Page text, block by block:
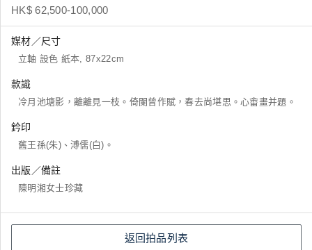
HK$ 62,500-100,000
媒材／尺寸
立軸 設色 紙本, 87x22cm
款識
冷月池塘影，離離見一枝。倚闌曾作賦，春去尚堪思。心畬畫并題。
鈐印
舊王孫(朱)、溥儒(白)。
出版／備註
陳明湘女士珍藏
返回拍品列表